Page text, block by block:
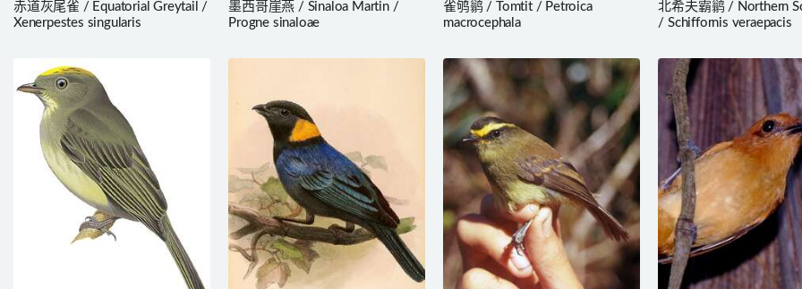
赤道灰尾雀 / Equatorial Greytail /
Xenerpestes singularis
墨西哥崖燕 / Sinaloa Martin /
Progne sinaloae
雀鸲鹟 / Tomtit / Petroica
macrocephala
北希夫霸鹟 / Northern
/ Schiffornis veraepacis